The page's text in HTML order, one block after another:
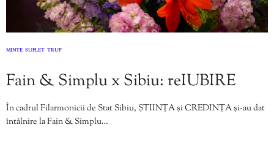
MINTE SUFLET TRUP
Fain & Simplu x Sibiu: reIUBIRE
În cadrul Filarmonicii de Stat Sibiu, ȘTIINȚA și CREDINȚA și-au dat
întâlnire la Fain & Simplu…